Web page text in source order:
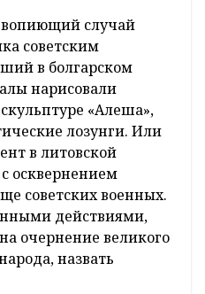
случай
советским
в болгарском
нарисовали
«Алеша»,
лозунги. Или
в литовской
осквернением
советских военных.
действиями,
очернение великого
назвать